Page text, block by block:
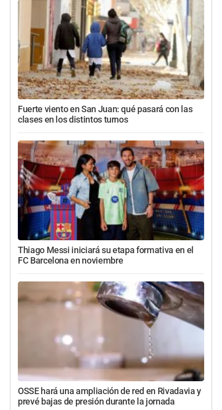
Fuerte viento en San Juan: qué pasará con las
clases en los distintos turnos
Thiago Messi iniciará su etapa formativa en el
FC Barcelona en noviembre
OSSE hará una ampliación de red en Rivadavia y
prevé bajas de presión durante la jornada